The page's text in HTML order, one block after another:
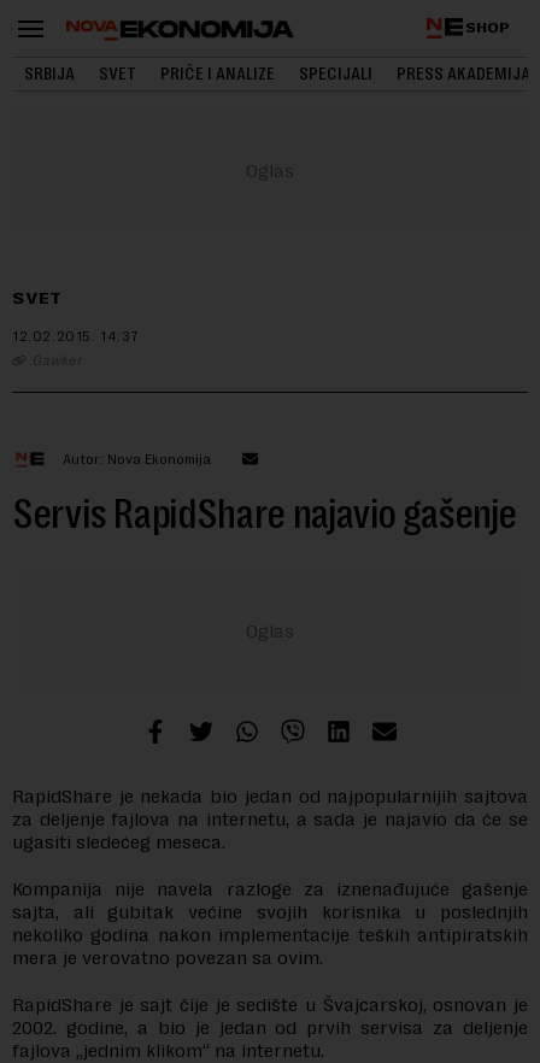
SHOP
SRBIJA SVET PRIČE I ANALIZE SPECIJALI PRESS AKADEMIJA
SVET
12.02.2015. 14:37
Gawker
Autor: Nova Ekonomija
Servis RapidShare najavio gašenje
RapidShare je nekada bio jedan od najpopularnijih sajtova
za deljenje fajlova na internetu, a sada je najavio da će se
ugasiti sledećeg meseca.
Kompanija nije navela razloge za iznenađujuće gašenje
sajta, ali gubitak većine svojih korisnika u poslednjih
nekoliko godina nakon implementacije teških antipiratskih
mera je verovatno povezan sa ovim.
RapidShare je sajt čije je sedište u Švajcarskoj, osnovan je
2002. godine, a bio je jedan od prvih servisa za deljenje
fajlova „jednim klikom“ na internetu.